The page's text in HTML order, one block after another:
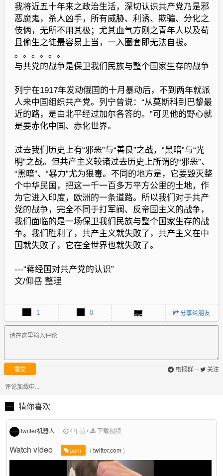
我将近五十年来之政治生活，深切认识共产党乃是邪
恶魔鬼，杀人凶手，所有威胁、利诱、欺骗、分化之
伎俩，无所不用其极；尤其血气方刚之青年人以及苟
且偷生之徒最容易上当，一入圈套即无法自拔。
。。。。。。
与共党的战争是保卫我们民族与整个国家生存的战争
列宁在1917年发动俄国的十月暴动后，不到两年就派
人来中国组织共产党。列宁曾说：“从莫斯科到巴黎最
近的路，是由北平经过加尔各答的。”可见他的野心就
是要赤化中国、赤化世界。
过去我们历史上有“邪恶”与“善良”之战，“黑暗”与“光
明”之战。但共产主义较诸过去历史上所谓的“邪恶”、
“黑暗”、“暴力”尤为狠毒。不同的地方是，它要毁灭整
个中华民国，把这一千一百多万平方公里的土地，作
为它进入印度，欧洲的一条道路。所以我们对于共产
党的战争，完全不同于打军阀、反帝国主义的战争，
我们面临的是一场保卫我们民族与整个国家生存的战
争。我们胜利了，共产主义就失败了，共产主义在中
国就失败了，它在全世界也就失败了。
---“蒋经国对共产党的认识”
文/仰岳 整理
1 0 分享给朋友
提交 电报群-- 关注
评论加载中...
猜你喜欢
twitter机器人 4年前• 下载视频
Watch video porn (twitter.com)